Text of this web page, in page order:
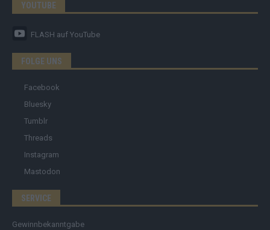
YOUTUBE
FLASH auf YouTube
FOLGE UNS
Facebook
Bluesky
Tumblr
Threads
Instagram
Mastodon
SERVICE
Gewinnbekanntgabe